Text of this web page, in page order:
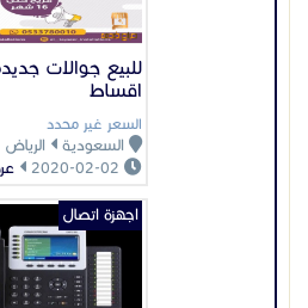
للبيع جوالات
اقساط
السعر غير محدد
السعودية
الرياض
اجهزة اتصال